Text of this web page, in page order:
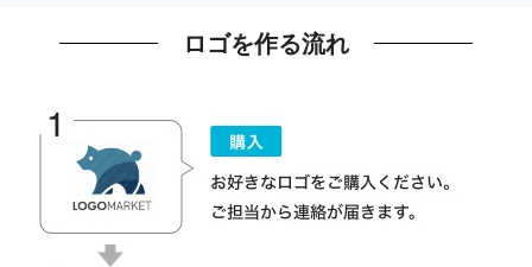
ロゴを作る流れ